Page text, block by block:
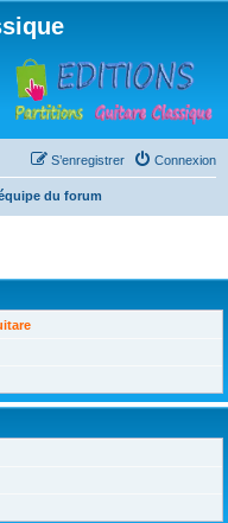
Connexion
S’enregistrer
du forum